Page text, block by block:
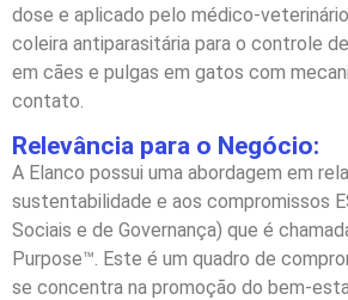
dose e aplicado pelo médico-
coleira antiparasitária para o controle
em cães e pulgas em gatos com
contato.
Relevância para o Negócio:
A Elanco possui uma abordagem em
sustentabilidade e aos compromissos
Sociais e de Governança) que é
Purpose™. Este é um quadro de
se concentra na promoção do bem-